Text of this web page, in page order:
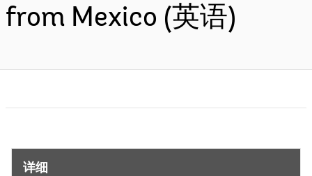
from Mexico (英语)
详细